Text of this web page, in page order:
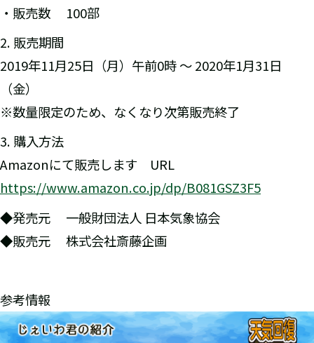
・販売数 100部
2. 販売期間
2019年11月25日（月）午前0時 ～ 2020年1月31日
（金）
※数量限定のため、なくなり次第販売終了
3. 購入方法
Amazonにて販売します URL
https://www.amazon.co.jp/dp/B081GSZ3F5
◆発売元 一般財団法人 日本気象協会
◆販売元 株式会社斎藤企画
参考情報